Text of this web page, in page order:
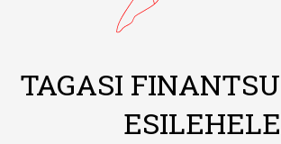
TAGASI
ESILEHELE